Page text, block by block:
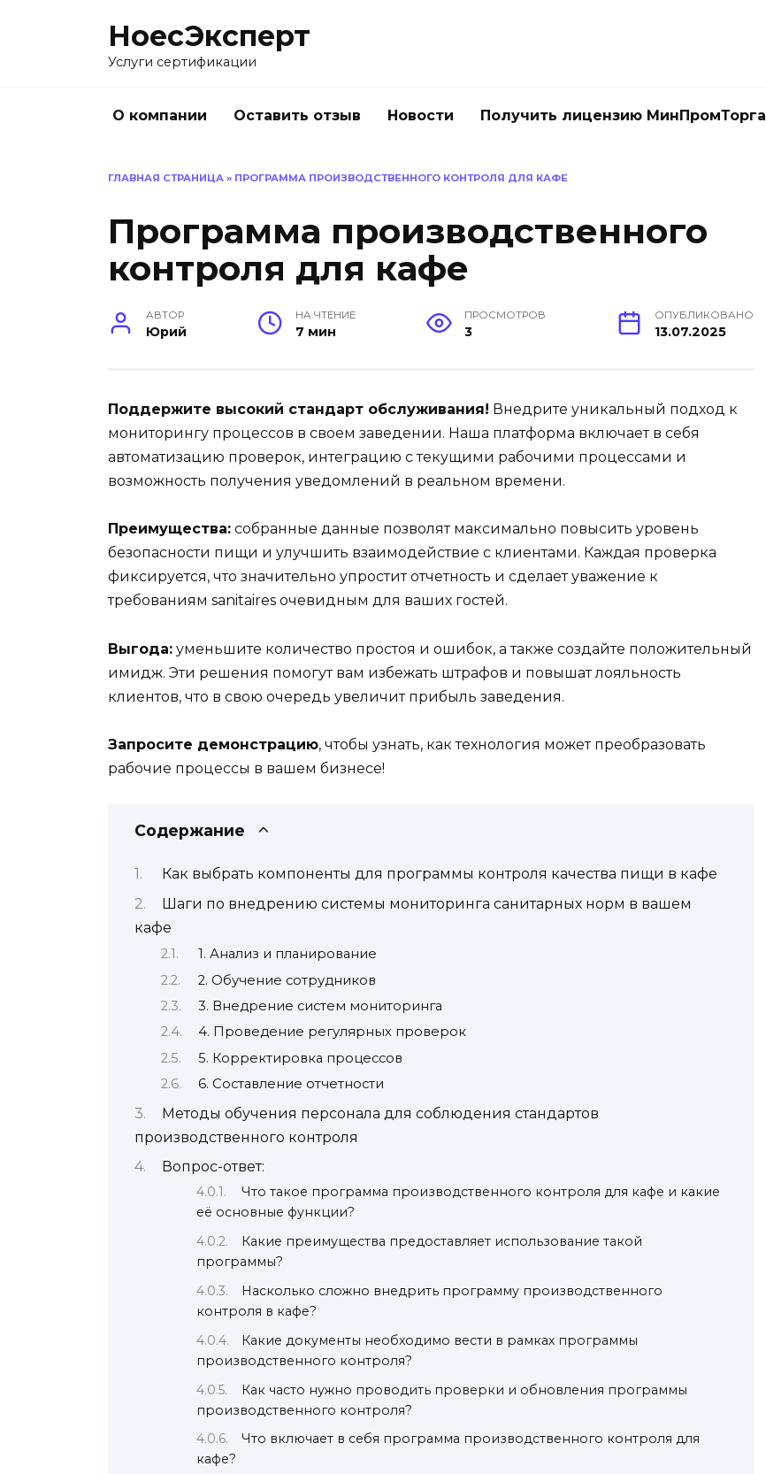
НоесЭксперт
Услуги сертификации
О компании Оставить отзыв Новости Получить лицензию МинПромТорга
ГЛАВНАЯ СТРАНИЦА » ПРОГРАММА ПРОИЗВОДСТВЕННОГО КОНТРОЛЯ ДЛЯ КАФЕ
Программа производственного
контроля для кафе
АВТОР
Юрий
НА ЧТЕНИЕ
7 мин
ПРОСМОТРОВ
3
ОПУБЛИКОВАНО
13.07.2025
Поддержите высокий стандарт обслуживания! Внедрите уникальный подход к
мониторингу процессов в своем заведении. Наша платформа включает в себя
автоматизацию проверок, интеграцию с текущими рабочими процессами и
возможность получения уведомлений в реальном времени.
Преимущества: собранные данные позволят максимально повысить уровень
безопасности пищи и улучшить взаимодействие с клиентами. Каждая проверка
фиксируется, что значительно упростит отчетность и сделает уважение к
требованиям sanitaires очевидным для ваших гостей.
Выгода: уменьшите количество простоя и ошибок, а также создайте положительный
имидж. Эти решения помогут вам избежать штрафов и повышат лояльность
клиентов, что в свою очередь увеличит прибыль заведения.
Запросите демонстрацию, чтобы узнать, как технология может преобразовать
рабочие процессы в вашем бизнесе!
Содержание
Как выбрать компоненты для программы контроля качества пищи в кафе
Шаги по внедрению системы мониторинга санитарных норм в вашем
кафе
1. Анализ и планирование
2. Обучение сотрудников
3. Внедрение систем мониторинга
4. Проведение регулярных проверок
5. Корректировка процессов
6. Составление отчетности
Методы обучения персонала для соблюдения стандартов
производственного контроля
Вопрос-ответ:
Что такое программа производственного контроля для кафе и какие
её основные функции?
Какие преимущества предоставляет использование такой
программы?
Насколько сложно внедрить программу производственного
контроля в кафе?
Какие документы необходимо вести в рамках программы
производственного контроля?
Как часто нужно проводить проверки и обновления программы
производственного контроля?
Что включает в себя программа производственного контроля для
кафе?